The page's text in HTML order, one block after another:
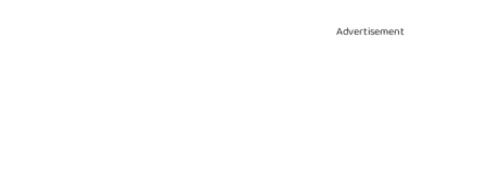
Advertisement